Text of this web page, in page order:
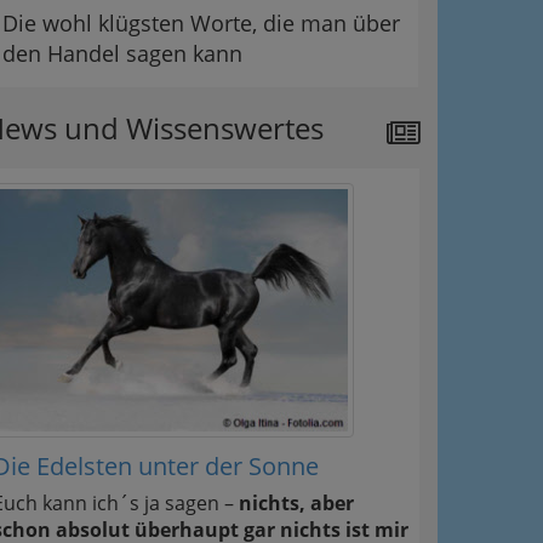
Die wohl klügsten Worte, die man über
den Handel sagen kann
und Wissenswertes
Edelsten unter der Sonne
kann ich´s ja sagen – nichts, aber
absolut überhaupt gar nichts ist mir